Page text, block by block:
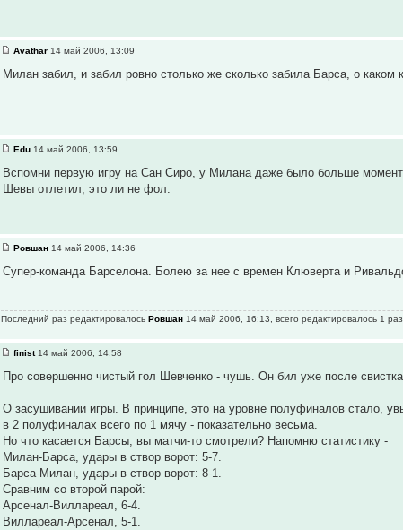
Avathar 14 май 2006, 13:09
Милан забил, и забил ровно столько же сколько забила Барса, о
Edu 14 май 2006, 13:59
Вспомни первую игру на Сан Сиро, у Милана даже было больше
Шевы отлетил, это ли не фол.
Ровшан 14 май 2006, 14:36
Супер-команда Барселона. Болею за нее с времен Клюверта и
Последний раз редактировалосьРовшан 14 май 2006, 16:13, всего редактировалось 1 раз.
finist14 май 2006, 14:58
Про совершенно чистый гол Шевченко - чушь. Он бил уже после
О засушивании игры. В принципе, это на уровне полуфиналов стало,
в 2 полуфиналах всего по 1 мячу - показательно весьма.
Но что касается Барсы, вы матчи-то смотрели? Напомню статистику -
Милан-Барса, удары в створ ворот: 5-7.
Барса-Милан, удары в створ ворот: 8-1.
Сравним со второй парой:
Арсенал-Виллареал, 6-4.
Виллареал-Арсенал, 5-1.